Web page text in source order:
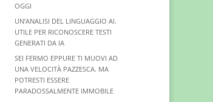
OGGI
UN’ANALISI DEL LINGUAGGIO AI.
UTILE PER RICONOSCERE TESTI
GENERATI DA IA
SEI FERMO EPPURE TI MUOVI AD
UNA VELOCITÀ PAZZESCA. MA
POTRESTI ESSERE
PARADOSSALMENTE IMMOBILE